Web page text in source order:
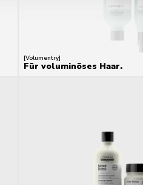
[Volumentry]
Für voluminöses Haar.